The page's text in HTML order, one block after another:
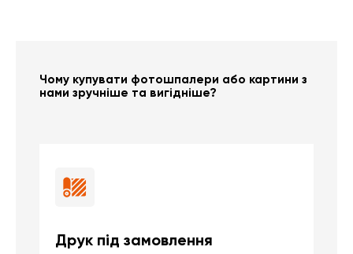
Чому купувати фотошпалери або картини з
нами зручніше та вигідніше?
Друк під замовлення